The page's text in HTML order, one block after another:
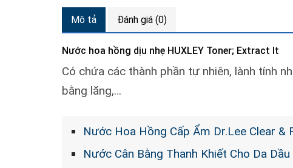
Mô tả Đánh giá (0)
Nước hoa hồng dịu nhẹ HUXLEY Toner; Extract It
Có chứa các thành phần tự nhiên, lành tính
bằng lăng,…
Nước Hoa Hồng Cấp Ẩm Dr.Lee Clear
Nước Cân Bằng Thanh Khiết Cho Da